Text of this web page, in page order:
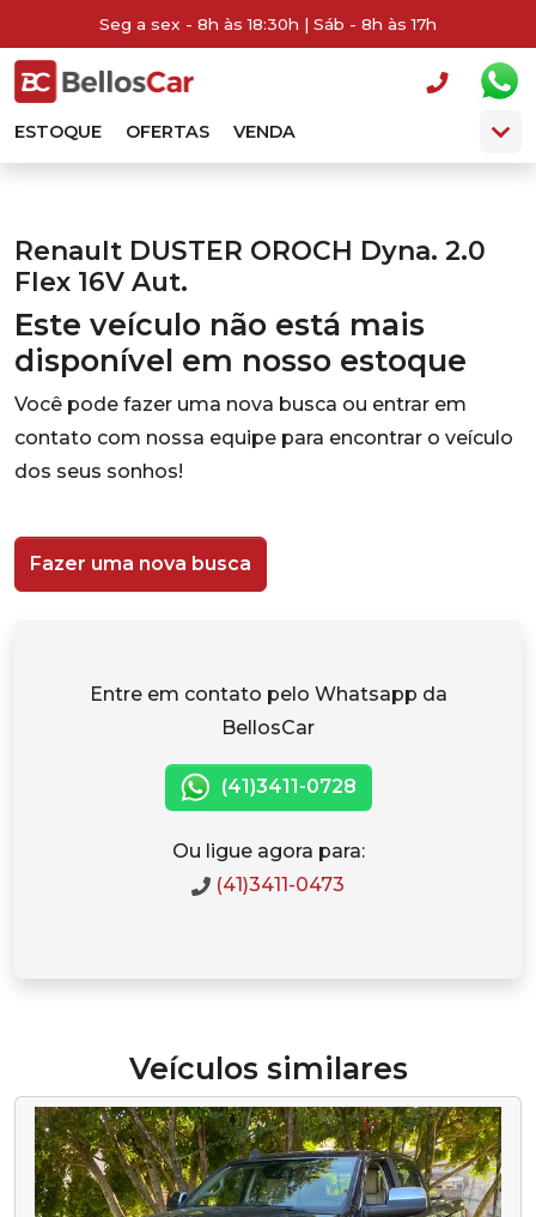
Seg a sex - 8h às 18:30h | Sáb - 8h às 17h
ESTOQUE OFERTAS VENDA
Renault DUSTER OROCH Dyna. 2.0
Flex 16V Aut.
Este veículo não está mais
disponível em nosso estoque
Você pode fazer uma nova busca ou entrar em
contato com nossa equipe para encontrar o veículo
dos seus sonhos!
Fazer uma nova busca
Entre em contato pelo Whatsapp da
BellosCar
(41)3411-0728
Ou ligue agora para:
(41)3411-0473
Veículos similares